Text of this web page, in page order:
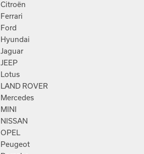
Citroën
Ferrari
Ford
Hyundai
Jaguar
JEEP
Lotus
LAND ROVER
Mercedes
MINI
NISSAN
OPEL
Peugeot